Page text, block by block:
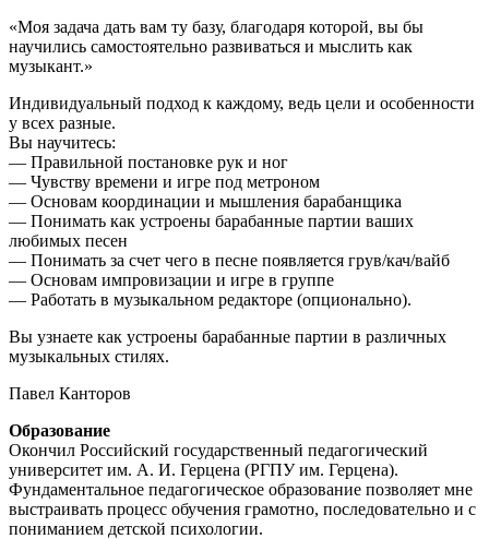
«Моя задача дать вам ту базу, благодаря которой, вы бы
научились самостоятельно развиваться и мыслить как
музыкант.»
Индивидуальный подход к каждому, ведь цели и особенности
у всех разные.
Вы научитесь:
— Правильной постановке рук и ног
— Чувству времени и игре под метроном
— Основам координации и мышления барабанщика
— Понимать как устроены барабанные партии ваших
любимых песен
— Понимать за счет чего в песне появляется грув/кач/вайб
— Основам импровизации и игре в группе
— Работать в музыкальном редакторе (опционально).
Вы узнаете как устроены барабанные партии в различных
музыкальных стилях.
Павел Канторов
Образование
Окончил Российский государственный педагогический
университет им. А. И. Герцена (РГПУ им. Герцена).
Фундаментальное педагогическое образование позволяет мне
выстраивать процесс обучения грамотно, последовательно и с
пониманием детской психологии.